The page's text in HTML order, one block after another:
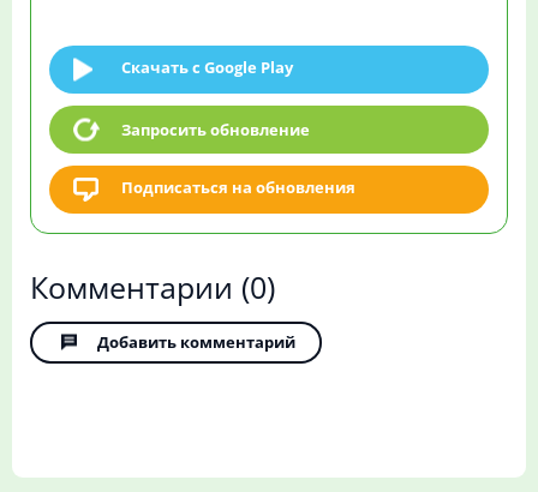
Скачать c Google Play
Запросить обновление
Подписаться на обновления
Комментарии (0)
Добавить комментарий